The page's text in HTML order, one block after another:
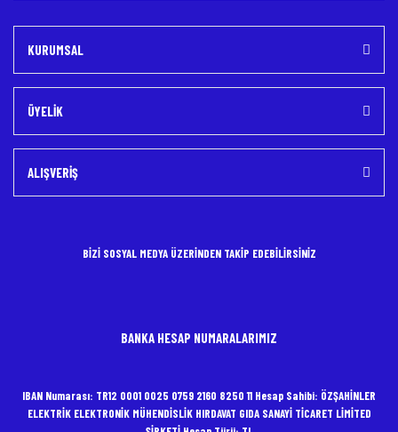
KURUMSAL
ÜYELİK
ALIŞVERİŞ
BİZİ SOSYAL MEDYA ÜZERİNDEN TAKİP EDEBİLİRSİNİZ
BANKA HESAP NUMARALARIMIZ
IBAN Numarası: TR12 0001 0025 0759 2160 8250 11 Hesap Sahibi: ÖZŞAHİNLER
ELEKTRİK ELEKTRONİK MÜHENDİSLİK HIRDAVAT GIDA SANAYİ TİCARET LİMİTED